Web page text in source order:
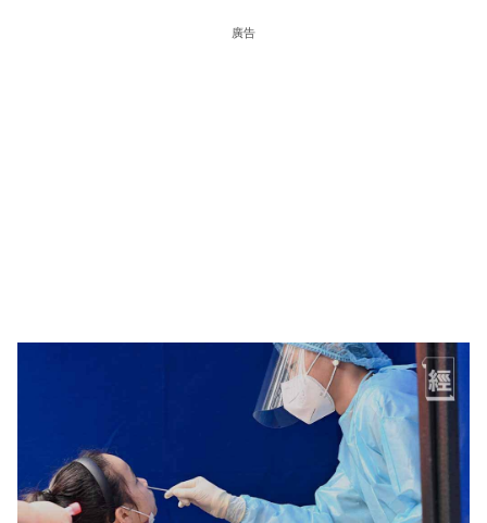
廣告